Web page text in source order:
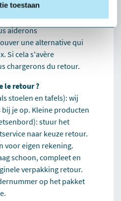
toestaan
produit ne me convient
aiderons
une alternative qui
Si cela s'avère
chargerons du retour.
le retour ?
stoelen en tafels): wij
je op. Kleine producten
stuur het
naar keuze retour.
voor eigen rekening.
schoon, compleet en
verpakking retour.
op het pakket